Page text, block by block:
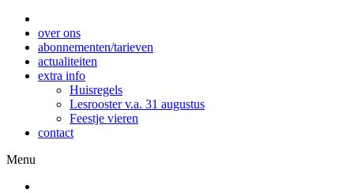
over ons
abonnementen/tarieven
actualiteiten
extra info
Huisregels
Lesrooster v.a. 31 augustus
Feestje vieren
contact
Menu